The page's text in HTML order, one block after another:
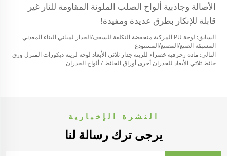
الأصالة وجاذبية ألواح الصلب الملونة المقاومة للنار غير
قابلة للإنكار بطرق عديدة ومفيدة!
السابق:
لوحة PU المركبة منخفضة التكلفة للسقف/الجدار لمباني البناء المعدني
المسبقة الصنع/المصنع/المستودع
التالي: مادة زخرفية خضراء للزينة جدار ثلاثي الأبعاد لوحة لزينة ديكورات المنزل ورق
حائط ثلاثي الأبعاد للجدران أخرى أوراق الحائط / ألواح الجدران
النشرة الإخبارية
يرجى ترك رسالة لنا